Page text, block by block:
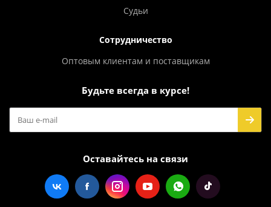
Судьи
Сотрудничество
Оптовым клиентам и поставщикам
Будьте всегда в курсе!
Оставайтесь на связи